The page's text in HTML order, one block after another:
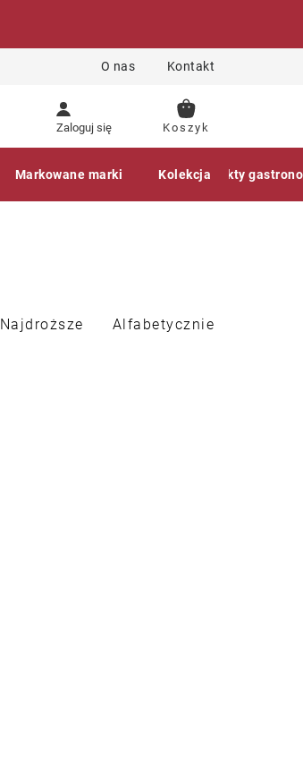
O nas Kontakt
Zaloguj się KOSZYK
Akcesoria Parasole Produkty
Markowane marki Kolekcja
Najdroższe Alfabetycznie